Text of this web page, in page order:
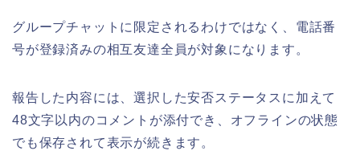
グループチャットに限定されるわけではなく、電話番
号が登録済みの相互友達全員が対象になります。
報告した内容には、選択した安否ステータスに加えて
48文字以内のコメントが添付でき、オフラインの状態
でも保存されて表示が続きます。